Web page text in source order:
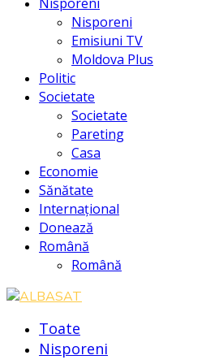
Nisporeni
Emisiuni TV
Moldova Plus
Politic
Societate
Societate
Pareting
Casa
Economie
Sănătate
Internațional
Donează
Română
Română
Toate
Nisporeni